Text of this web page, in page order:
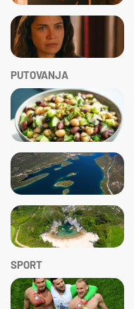
SPORT
PUTOVANJA